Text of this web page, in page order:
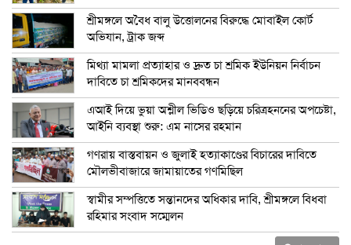
শ্রীমঙ্গলে অবৈধ বালু উত্তোলনের বিরুদ্ধে মোবাইল কোর্ট
অভিযান, ট্রাক জব্দ
মিথ্যা মামলা প্রত্যাহার ও দ্রুত চা শ্রমিক ইউনিয়ন নির্বাচন
দাবিতে চা শ্রমিকদের মানববন্ধন
এআই দিয়ে ভুয়া অশ্লীল ভিডিও ছড়িয়ে চরিত্রহননের অপচেষ্টা,
আইনি ব্যবস্থা শুরু: এম নাসের রহমান
গণরায় বাস্তবায়ন ও জুলাই হত্যাকাণ্ডের বিচারের দাবিতে
মৌলভীবাজারে জামায়াতের গণমিছিল
স্বামীর সম্পত্তিতে সন্তানদের অধিকার দাবি, শ্রীমঙ্গলে বিধবা
রহিমার সংবাদ সম্মেলন